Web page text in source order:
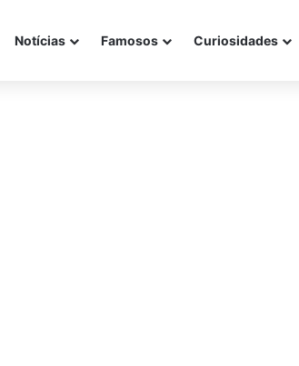
Notícias Famosos Curiosidades